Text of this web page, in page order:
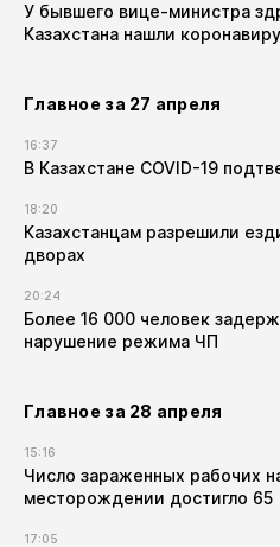
У бывшего вице-министра
Казахстана нашли
Главное за 27 апреля
16:37
В Казахстане COVID-19
18:20
Казахстанцам разрешили
дворах
20:24
Более 16 000 человек
нарушение режима ЧП
Главное за 28 апреля
15:16
Число зараженных рабочих
месторождении достигло 65
17:05